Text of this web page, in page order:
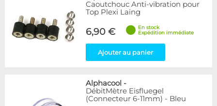
Articles en promotions
Appliquer
Caoutchouc Anti-vibration pour
Top Plexi Laing
6,90 €
En stock
Expédition immédiate
Ajouter au panier
Alphacool -
DébitMètre Eisfluegel
(Connecteur 6-11mm) - Bleu